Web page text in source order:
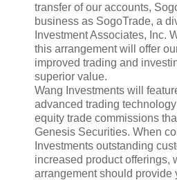
transfer of our accounts,
business as SogoTrade, a
Investment Associates, Inc.
this arrangement will offer
improved trading and
superior value.
Wang Investments will
advanced trading
equity trade commissions
Genesis Securities. When
Investments outstanding
increased product offerings,
arrangement should provide